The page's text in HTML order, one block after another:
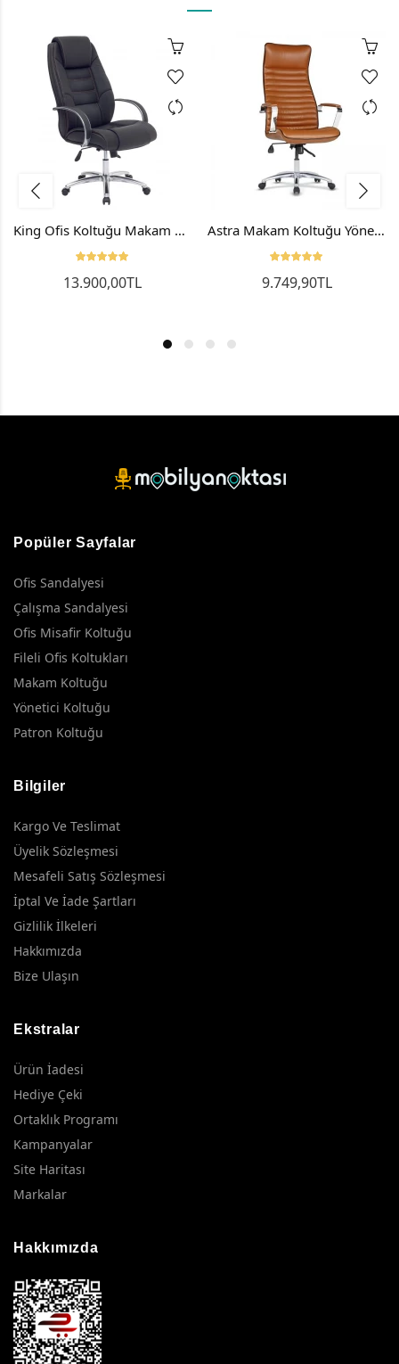
King Ofis Koltuğu Makam Koltuğu Patron Koltuğu Alüminyum Ayak Ve Kol
13.900,00TL
Astra Makam Koltuğu Yönetici Koltuğu Müdür Koltuğu
9.749,90TL
Popüler Sayfalar
Ofis Sandalyesi
Çalışma Sandalyesi
Ofis Misafir Koltuğu
Fileli Ofis Koltukları
Makam Koltuğu
Yönetici Koltuğu
Patron Koltuğu
Bilgiler
Kargo Ve Teslimat
Üyelik Sözleşmesi
Mesafeli Satış Sözleşmesi
İptal Ve İade Şartları
Gizlilik İlkeleri
Hakkımızda
Bize Ulaşın
Ekstralar
Ürün İadesi
Hediye Çeki
Ortaklık Programı
Kampanyalar
Site Haritası
Markalar
Hakkımızda